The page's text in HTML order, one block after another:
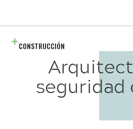
CONSTRUCCIÓN
seguridad